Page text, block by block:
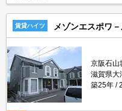
賃貸ハイツ メゾンエスポワ
京阪石山
滋賀県大
築25年